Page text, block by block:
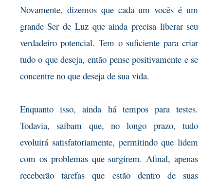
Novamente, dizemos que cada um vocês é um
grande Ser de Luz que ainda precisa liberar seu
verdadeiro potencial. Tem o suficiente para criar
tudo o que deseja, então pense positivamente e se
concentre no que deseja de sua vida.
Enquanto isso, ainda há tempos para testes.
Todavia, saibam que, no longo prazo, tudo
evoluirá satisfatoriamente, permitindo que lidem
com os problemas que surgirem. Afinal, apenas
receberão tarefas que estão dentro de suas